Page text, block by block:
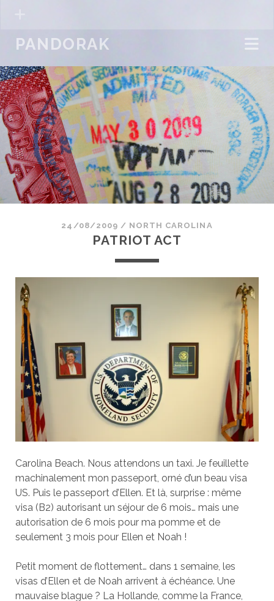
PANDORAK
24/08/2009 / NORTH CAROLINA
PATRIOT ACT
Carolina Beach. Nous attendons un taxi. Je feuillette
machinalement mon passeport, orné d’un beau visa
US. Puis le passeport d’Ellen. Et là, surprise : même
visa (B2) autorisant un séjour de 6 mois… mais une
autorisation de 6 mois pour ma pomme et de
seulement 3 mois pour Ellen et Noah !
Petit moment de flottement… dans 1 semaine, les
visas d’Ellen et de Noah arrivent à échéance. Une
mauvaise blague ? La Hollande, comme la France,